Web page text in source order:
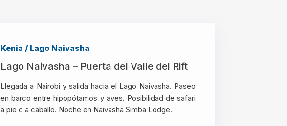
Kenia / Lago Naivasha
Lago Naivasha – Puerta del Valle del Rift
Llegada a Nairobi y salida hacia el Lago Naivasha. Paseo
en barco entre hipopótamos y aves. Posibilidad de safari
a pie o a caballo. Noche en Naivasha Simba Lodge.